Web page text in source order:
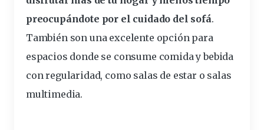
preocupándote por el cuidado del sofá.
También son una excelente opción para
espacios donde se consume comida y bebida
con regularidad, como salas de estar o salas
multimedia.